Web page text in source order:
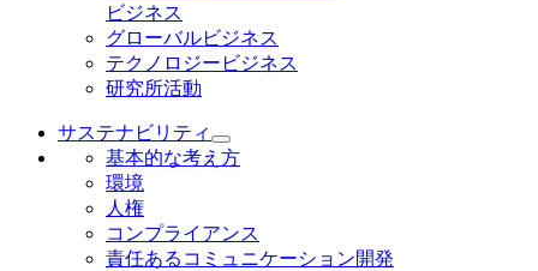
ビジネス
グローバルビジネス
テクノロジービジネス
研究所活動
サステナビリティ
基本的な考え方
環境
人権
コンプライアンス
責任あるコミュニケーション開発